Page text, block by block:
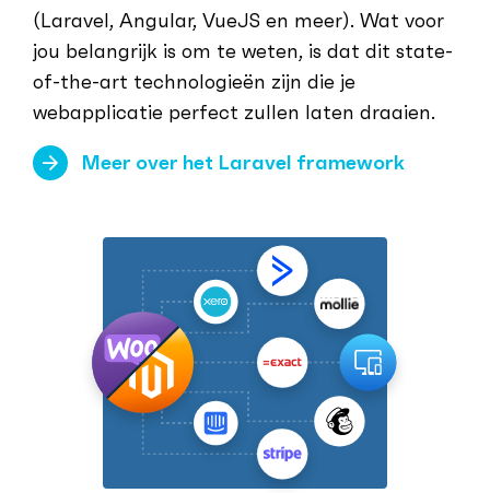
(Laravel, Angular, VueJS en meer). Wat voor
jou belangrijk is om te weten, is dat dit state-
of-the-art technologieën zijn die je
webapplicatie perfect zullen laten draaien.
Meer over het Laravel framework